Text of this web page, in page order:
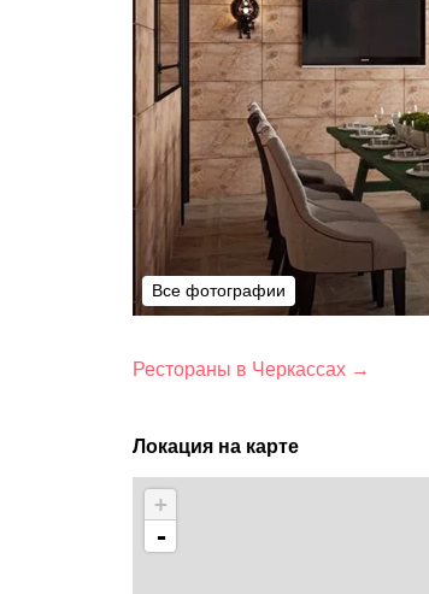
Все фотографии
Все фотографии
Рестораны в Черкассах →
Локация на карте
+
-